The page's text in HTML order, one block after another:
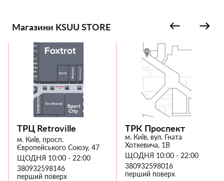
Магазини KSUU STORE
ТРЦ Retroville
м. Київ, просп.
Європейського Союзу, 47
ЩОДНЯ 10:00 - 22:00
380932598146
перший поверх
ТРК Проспект
м. Київ, вул. Гната
Хоткевича, 1В
ЩОДНЯ 10:00 - 22:00
380932598016
перший поверх